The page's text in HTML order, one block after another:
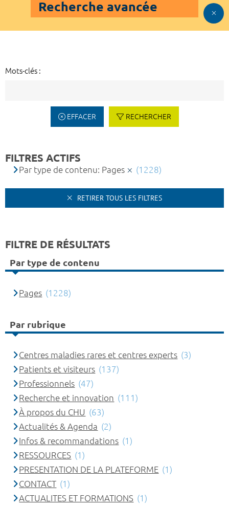
Recherche avancée
Mots-clés :
EFFACER RECHERCHER
FILTRES ACTIFS
Par type de contenu: Pages (1228)
RETIRER TOUS LES FILTRES
FILTRE DE RÉSULTATS
Par type de contenu
Pages (1228)
Par rubrique
Centres maladies rares et centres experts (3)
Patients et visiteurs (137)
Professionnels (47)
Recherche et innovation (111)
À propos du CHU (63)
Actualités & Agenda (2)
Infos & recommandations (1)
RESSOURCES (1)
PRESENTATION DE LA PLATEFORME (1)
CONTACT (1)
ACTUALITES ET FORMATIONS (1)